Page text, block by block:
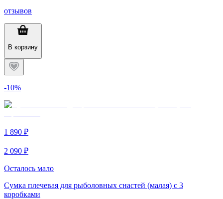
отзывов
В корзину
-10%
1 890 ₽
2 090 ₽
Осталось мало
Сумка плечевая для рыболовных снастей (малая) c 3
коробками